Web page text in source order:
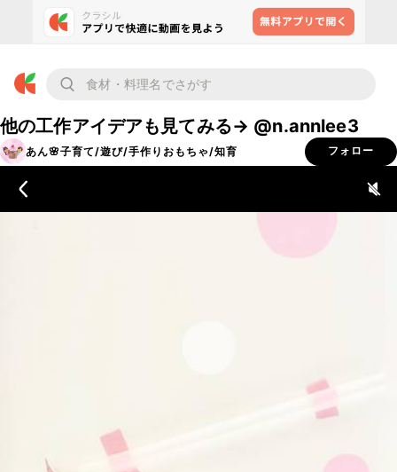
他の工作アイデアも見てみる→ @n.annlee3
あん🌸子育て/遊び/手作りおもちゃ/知育 フォロー